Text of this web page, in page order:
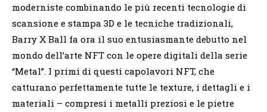
moderniste combinando le più recenti tecnologie di
scansione e stampa 3D e le tecniche tradizionali,
Barry X Ball fa ora il suo entusiasmante debutto nel
mondo dell’arte NFT con le opere digitali della serie
“Metal”. I primi di questi capolavori NFT, che
catturano perfettamente tutte le texture, i dettagli e i
materiali – compresi i metalli preziosi e le pietre